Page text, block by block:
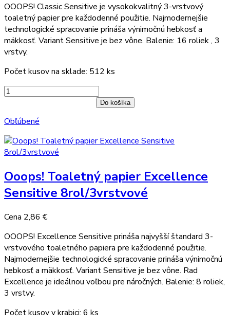
OOOPS! Classic Sensitive je vysokokvalitný 3-vrstvový
toaletný papier pre každodenné použitie. Najmodernejšie
technologické spracovanie prináša výnimočnú hebkosť a
mäkkosť. Variant Sensitive je bez vône. Balenie: 16 roliek , 3
vrstvy.
Počet kusov na sklade: 512 ks
Do košíka
Obľúbené
Ooops! Toaletný papier Excellence
Sensitive 8rol/3vrstvové
Cena 2,86 €
OOOPS! Excellence Sensitive prináša najvyšší štandard 3-
vrstvového toaletného papiera pre každodenné použitie.
Najmodernejšie technologické spracovanie prináša výnimočnú
hebkosť a mäkkosť. Variant Sensitive je bez vône. Rad
Excellence je ideálnou voľbou pre náročných. Balenie: 8 roliek,
3 vrstvy.
Počet kusov v krabici: 6 ks